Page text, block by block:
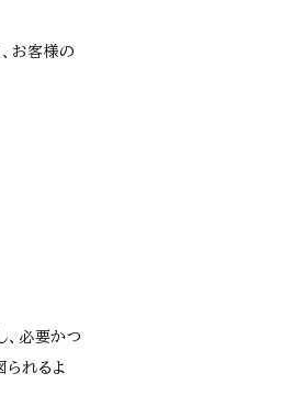
お客様の
、必要かつ
れるよ